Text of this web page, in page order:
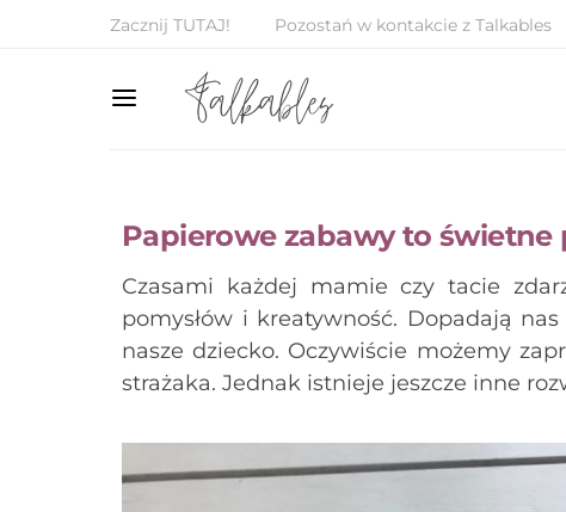
Zacznij TUTAJ! Pozostań w kontakcie z Talkables
Papierowe zabawy to świetne
Czasami każdej mamie czy tacie
pomysłów i kreatywność. Dopadają
nasze dziecko. Oczywiście możemy
strażaka. Jednak istnieje jeszcze inne